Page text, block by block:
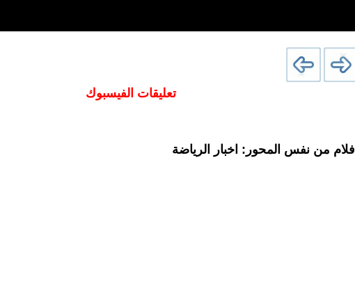
تعليقات الفيسبوك
افلام من نفس المحور: اخبار الرياضة